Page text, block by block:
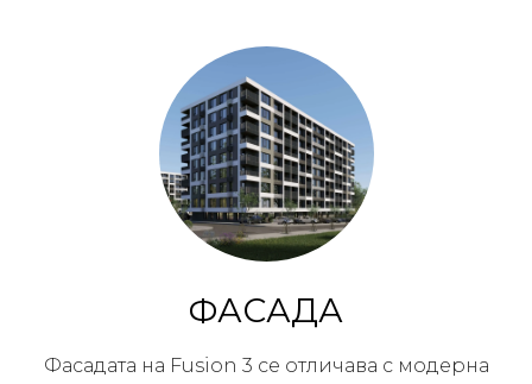
ФАСАДА
Фасадата на Fusion 3 се отличава с модерна